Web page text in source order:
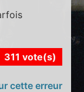
311 vote(s)
cette erreur